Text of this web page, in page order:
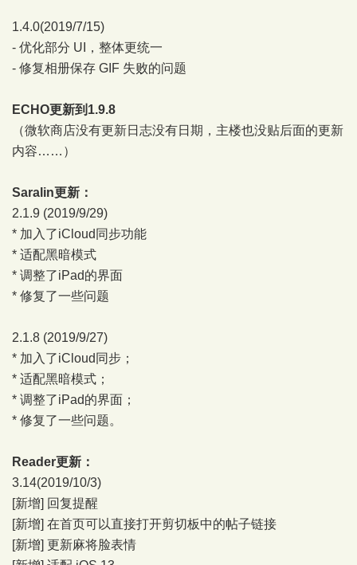
1.4.0(2019/7/15)
- 优化部分 UI，整体更统一
- 修复相册保存 GIF 失败的问题
ECHO更新到1.9.8
（微软商店没有更新日志没有日期，主楼也没贴后面的更新
内容……）
Saralin更新：
2.1.9 (2019/9/29)
* 加入了iCloud同步功能
* 适配黑暗模式
* 调整了iPad的界面
* 修复了一些问题
2.1.8 (2019/9/27)
* 加入了iCloud同步；
* 适配黑暗模式；
* 调整了iPad的界面；
* 修复了一些问题。
Reader更新：
3.14(2019/10/3)
[新增] 回复提醒
[新增] 在首页可以直接打开剪切板中的帖子链接
[新增] 更新麻将脸表情